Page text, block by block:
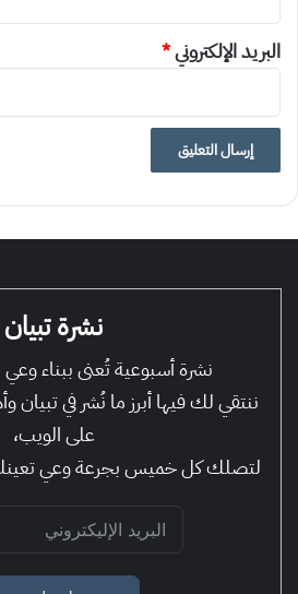
البريد الإلكتروني*
نشرة تبيان
نشرة أسبوعية تُعنى ببناء وعي
ننتقي لك فيها أبرز ما نُشر في تبيان
على الويب،
لتصلك كل خميس بجرعة وعي